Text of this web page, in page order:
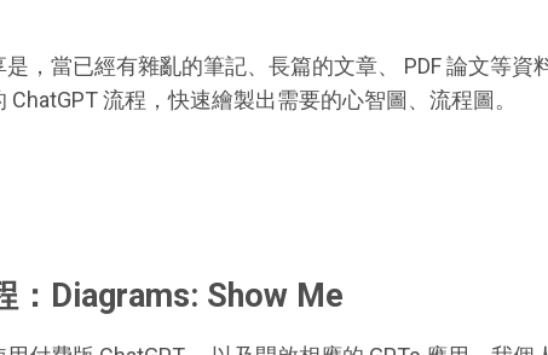
，當已經有雜亂的筆記、長篇的文章、 PDF 論文等資
ChatGPT 流程，快速繪製出需要的心智圖、流程圖。
：Diagrams: Show Me